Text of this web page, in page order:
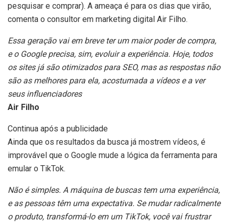
pesquisar e comprar). A ameaça é para os dias que virão,
comenta o consultor em marketing digital Air Filho.
Essa geração vai em breve ter um maior poder de compra,
e o Google precisa, sim, evoluir a experiência. Hoje, todos
os sites já são otimizados para SEO, mas as respostas não
são as melhores para ela, acostumada a vídeos e a ver
seus influenciadores
Air Filho
Continua após a publicidade
Ainda que os resultados da busca já mostrem vídeos, é
improvável que o Google mude a lógica da ferramenta para
emular o TikTok.
Não é simples. A máquina de buscas tem uma experiência,
e as pessoas têm uma expectativa. Se mudar radicalmente
o produto, transformá-lo em um TikTok, você vai frustrar